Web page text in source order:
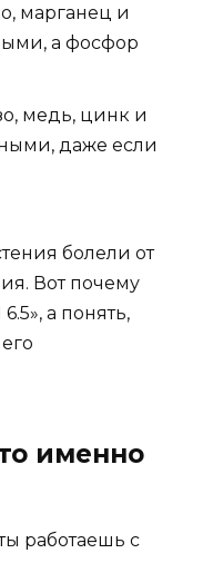
марганец и
а фосфор
медь, цинк и
даже если
болели от
Вот почему
а понять,
именно
работаешь с